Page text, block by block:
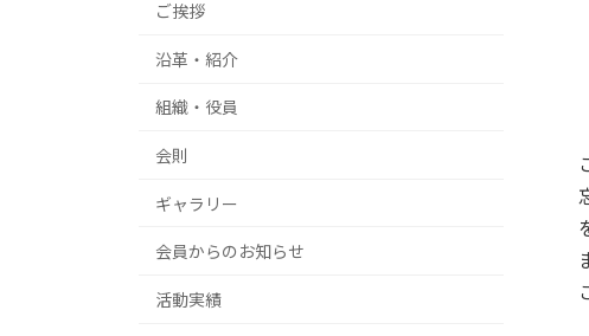
ご挨拶
沿革・紹介
組織・役員
会則
ギャラリー
会員からのお知らせ
活動実績